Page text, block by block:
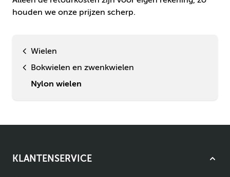
Wielen
Bokwielen en zwenkwielen
Nylon wielen
houden we onze prijzen scherp.
KLANTENSERVICE